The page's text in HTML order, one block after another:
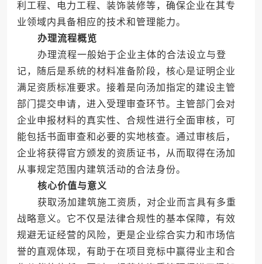
利工程、电力工程、装饰装修等，确保企业在其专
业领域内具备相应的技术和管理能力。
办理流程概览
办理流程一般始于企业主体的合法设立与登
记，随后是系统的材料准备阶段，核心是证明企业
满足资质标准要求。接着是向汤加指定的建设主管
部门提交申请，进入受理审查环节。主管部门会对
企业申报材料的真实性、合规性进行全面审核，可
能包括书面审查和必要的实地核查。通过审核后，
企业将获得官方颁发的资质证书，从而取得在汤加
从事规定范围内建筑活动的合法身份。
核心价值与意义
获取汤加建筑施工资质，对企业而言具有多重
战略意义。它不仅是法律合规性的基本保障，有效
规避无证经营的风险，更是企业综合实力和市场信
誉的直观体现，有助于在项目竞标中赢得业主和合